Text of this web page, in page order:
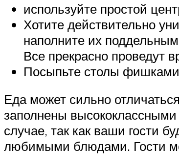
используйте простой
Хотите действительно
наполните их
Все прекрасно проведут
Посыпьте столы фишками
Еда может сильно
заполнены
случае, так как ваши гости
любимыми блюдами. Гости